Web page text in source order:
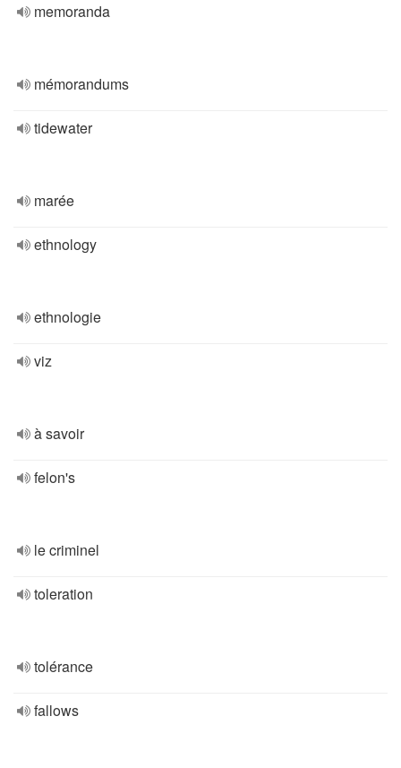
memoranda
mémorandums
tidewater
marée
ethnology
ethnologie
viz
à savoir
felon's
le criminel
toleration
tolérance
fallows